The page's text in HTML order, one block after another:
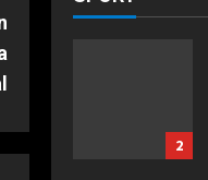
2